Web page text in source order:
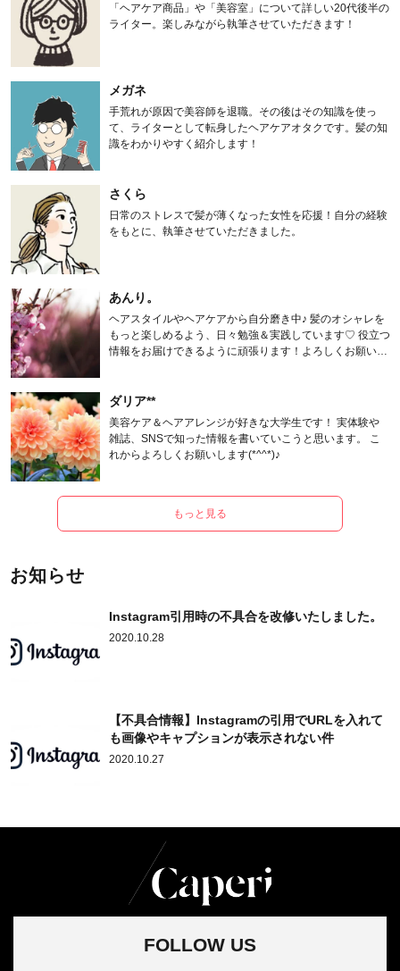
「ヘアケア商品」や「美容室」について詳しい20代後半の
ライター。楽しみながら執筆させていただきます！
メガネ
手荒れが原因で美容師を退職。その後はその知識を使っ
て、ライターとして転身したヘアケアオタクです。髪の知
識をわかりやすく紹介します！
さくら
日常のストレスで髪が薄くなった女性を応援！自分の経験
をもとに、執筆させていただきました。
あんり。
ヘアスタイルやヘアケアから自分磨き中♪ 髪のオシャレを
もっと楽しめるよう、日々勉強＆実践しています♡ 役立つ
情報をお届けできるように頑張ります！よろしくお願いし
ダリア**
美容ケア＆ヘアアレンジが好きな大学生です！ 実体験や
雑誌、SNSで知った情報を書いていこうと思います。 こ
れからよろしくお願いします(*^^*)♪
もっと見る
お知らせ
Instagram引用時の不具合を改修いたしました。
2020.10.28
【不具合情報】Instagramの引用でURLを入れて
も画像やキャプションが表示されない件
2020.10.27
FOLLOW US